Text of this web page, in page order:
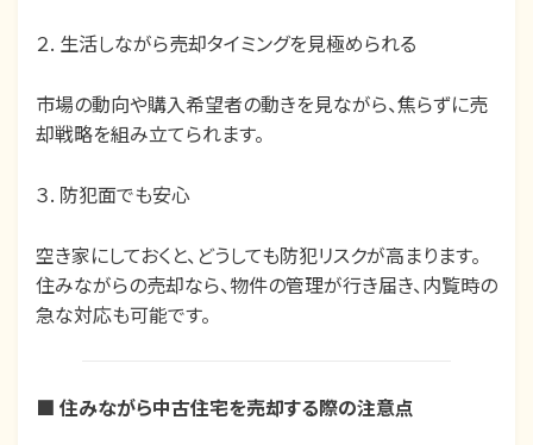
２. 生活しながら売却タイミングを見極められる
市場の動向や購入希望者の動きを見ながら、焦らずに売
却戦略を組み立てられます。
３. 防犯面でも安心
空き家にしておくと、どうしても防犯リスクが高まります。
住みながらの売却なら、物件の管理が行き届き、内覧時の
急な対応も可能です。
■ 住みながら中古住宅を売却する際の注意点